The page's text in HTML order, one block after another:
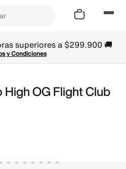
superiores a $299.900 🚚
y Condiciones
High OG Flight Club